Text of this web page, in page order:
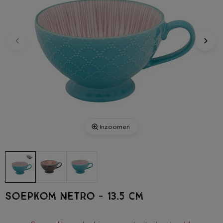
Inzoomen
Soepkom Netro - 13.5 cm